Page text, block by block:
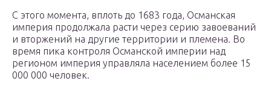
С этого момента, вплоть до 1683 года, Османская
империя продолжала расти через серию завоеваний
и вторжений на другие территории и племена. Во
время пика контроля Османской империи над
регионом империя управляла населением более 15
000 000 человек.